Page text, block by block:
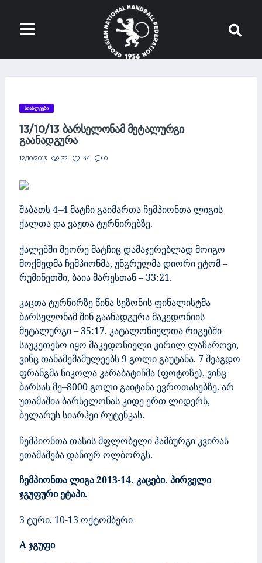
ᲡᲘᲐᲮᲚᲔᲔᲑᲘ
13/10/13 ᲑᲐᲠᲡᲔᲚᲝᲜᲐᲛ ᲛᲔᲢᲐᲚᲣᲠᲒᲘ
ᲒᲐᲐᲜᲐᲓᲒᲣᲠᲐ
12/10/2013 32 44 0
შაბათს 4–4 მატჩი გაიმართა ჩემპიონთა ლიგის
ქალთა და ვაჟთა ტურნირებზე.
ქალებში მეორე მატჩიცდამაჯერებლად მოიგო
მოქმედმა ჩემპიონმა, უნგრულმა დიორი ეტომ –
რუმინეთში, ბაია მარესთან – 33:21.
კაცთა ტურნირზე წინა სეზონის ფინალისტმა
ბარსელონამ შინ გაანადგურა მაკედონიის
მეტალურგი – 35:17. კატალონიელთა რიგებში
საუკეთესო იყო მაკედონიელი კირილ ლაზაროვი,
ვინც თანამემამულეებს 9 გოლი გაუტანა. 7 შეაგდო
ფრანგმა ნიკოლა კარაბატიჩმა (ფოტოზე), ვინც
ბარსას მე–8000 გოლი გაიტანა ევროთასებზე. არ
უთამაშია ბარსელონას კიდე ერთ ლიდერს,
ბელარუს სიარჰეი რუტენკას.
ჩემპიონთა თასის მფლობელი ჰამბურგი კვირას
ეთამაშება დანიურ ოლბორგს.
ჩემპიონთა ლიგა 2013-14. კაცები. პირველი
ჯგუფური ეტაპი.
3 ტური. 10-13 ოქტომბერი
Aჯგუფი